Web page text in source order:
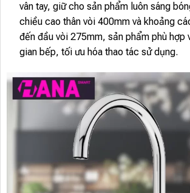
vân tay, giữ cho sản phẩm luôn sáng
chiều cao thân vòi 400mm và khoảng
đến đầu vòi 275mm, sản phẩm phù hợp
gian bếp, tối ưu hóa thao tác sử dụng.